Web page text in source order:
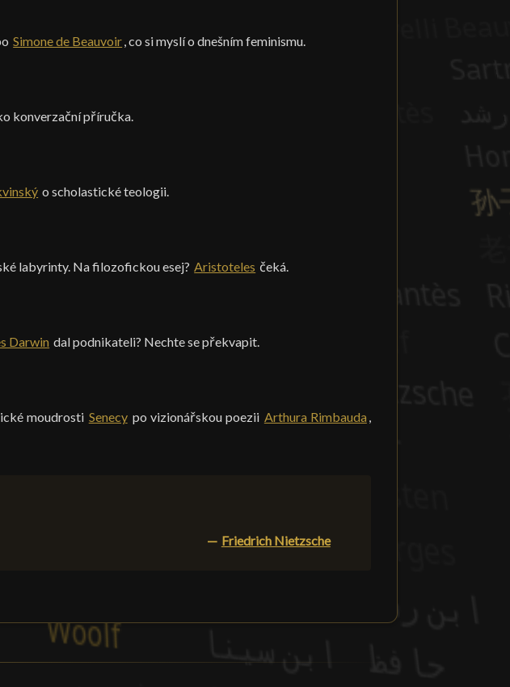
Simone de Beauvoir, co si myslí o dnešním feminismu.
konverzační příručka.
o scholastické teologii.
labyrinty. Na filozofickou esej? Aristoteles čeká.
Darwin dal podnikateli? Nechte se překvapit.
moudrosti Senecy po vizionářskou poezii Arthura Rimbauda ,
— Friedrich Nietzsche